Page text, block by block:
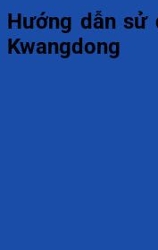
Hướng dẫn sử
Kwangdong